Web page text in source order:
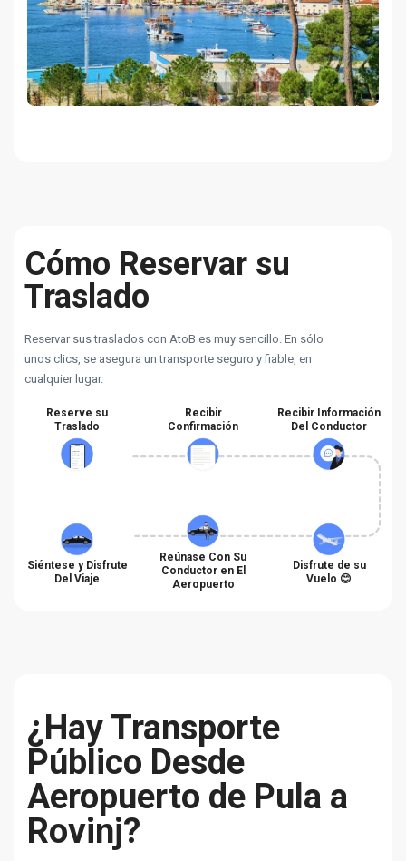
Cómo Reservar su
Traslado
Reservar sus traslados con AtoB es muy sencillo. En sólo
unos clics, se asegura un transporte seguro y fiable, en
cualquier lugar.
Reserve su
Traslado
Recibir
Confirmación
Recibir Información
Del Conductor
Siéntese y Disfrute
Del Viaje
Reúnase Con Su
Conductor en El
Aeropuerto
Disfrute de su
Vuelo 😊
¿Hay Transporte
Público Desde
Aeropuerto de Pula a
Rovinj?